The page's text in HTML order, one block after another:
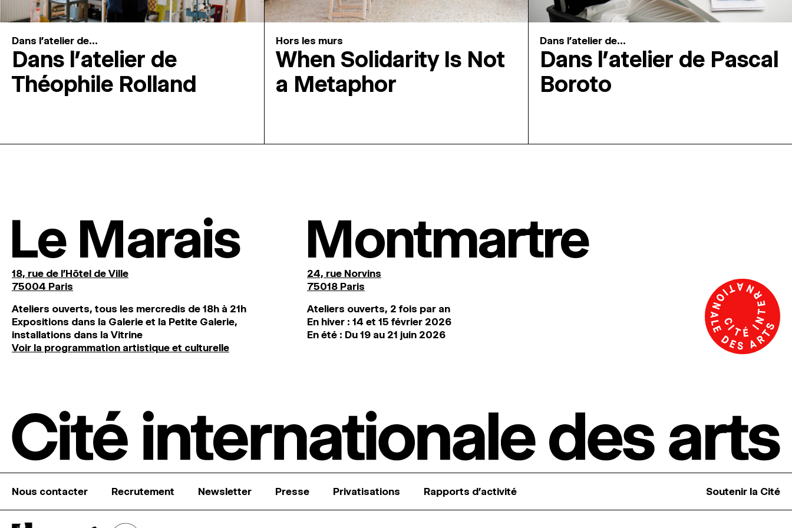
Dans l'atelier de...
Dans l’atelier de
Théophile Rolland
Hors les murs
When Solidarity Is Not
a Metaphor
Dans l'atelier de...
Dans l’atelier de Pascal
Boroto
Le Marais
18, rue de l'Hôtel de Ville
75004 Paris
Ateliers ouverts, tous les mercredis de 18h à 21h
Expositions dans la Galerie et la Petite Galerie,
installations dans la Vitrine
Voir la programmation artistique et culturelle
Montmartre
24, rue Norvins
75018 Paris
Ateliers ouverts, 2 fois par an
En hiver : 14 et 15 février 2026
En été : Du 19 au 21 juin 2026
Nous contacter Recrutement Newsletter Presse Privatisations Rapports d’activité Soutenir la Cité